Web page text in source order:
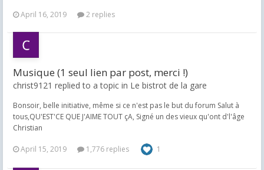
April 16, 2019
2 replies
Musique (1 seul lien par post, merci !)
christ9121 replied to a topic in Le bistrot de la gare
Bonsoir, belle initiative, même si ce n'est pas le but du forum Salut à
tous,QU'EST'CE QUE J'AIME TOUT çA, Signé un des vieux qu'ont d'l'âge
Christian
April 15, 2019 1,776 replies 1